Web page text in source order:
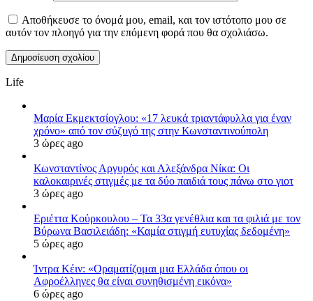
Αποθήκευσε το όνομά μου, email, και τον ιστότοπο μου σε
αυτόν τον πλοηγό για την επόμενη φορά που θα σχολιάσω.
Life
Μαρία Εκμεκτσίογλου: «17 λευκά τριαντάφυλλα για έναν
χρόνο» από τον σύζυγό της στην Κωνσταντινούπολη
3 ώρες ago
Κωνσταντίνος Αργυρός και Αλεξάνδρα Νίκα: Οι
καλοκαιρινές στιγμές με τα δύο παιδιά τους πάνω στο γιοτ
3 ώρες ago
Εριέττα Κούρκουλου – Τα 33α γενέθλια και τα φιλιά με τον
Βύρωνα Βασιλειάδη: «Καμία στιγμή ευτυχίας δεδομένη»
5 ώρες ago
Ίντρα Κέιν: «Οραματίζομαι μια Ελλάδα όπου οι
Αφροέλληνες θα είναι συνηθισμένη εικόνα»
6 ώρες ago